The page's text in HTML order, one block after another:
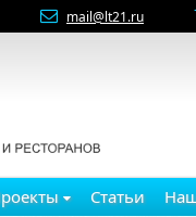
mail@lt21.ru
Статьи